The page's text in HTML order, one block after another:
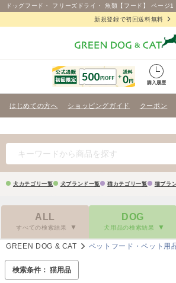
ドッグフード・ フリーズドライ・ 魚類【フード】 ページ1
新規登録で初回送料無料
購入履歴
はじめての方へ ショッピングガイド クーポン
犬カテゴリ一覧 犬ブランド一覧 猫カテゴリ一覧 猫ブラ
ALL
すべての検索結果
DOG
犬用品の検索結果
GREEN DOG & CAT ペットフード・ペット用
検索条件： 猫用品